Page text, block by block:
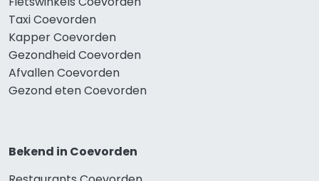
Taxi Coevorden
Kapper Coevorden
Gezondheid Coevorden
Afvallen Coevorden
Gezond eten Coevorden
Bekend in Coevorden